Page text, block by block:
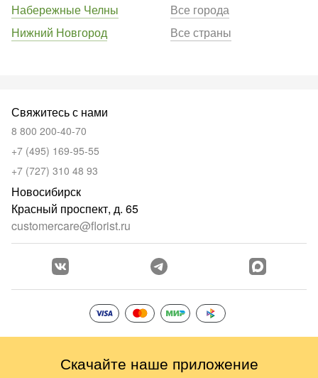
Набережные Челны
Нижний Новгород
Все города
Все страны
Свяжитесь с нами
8 800 200-40-70
+7 (495) 169-95-55
+7 (727) 310 48 93
Новосибирск
Красный проспект, д. 65
customercare@florist.ru
Скачайте наше приложение